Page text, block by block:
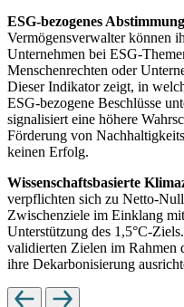
ESG-bezogenes
Vermögensverwalter können
Unternehmen bei ESG-
Menschenrechten oder
Dieser Indikator zeigt, in
ESG-bezogene Beschlüsse
signalisiert eine höhere
Förderung von
keinen Erfolg.
Wissenschaftsbasierte
verpflichten sich zu Netto-
Zwischenziele im Einklang
Unterstützung des 1,5°C-
validierten Zielen im
ihre Dekarbonisierung